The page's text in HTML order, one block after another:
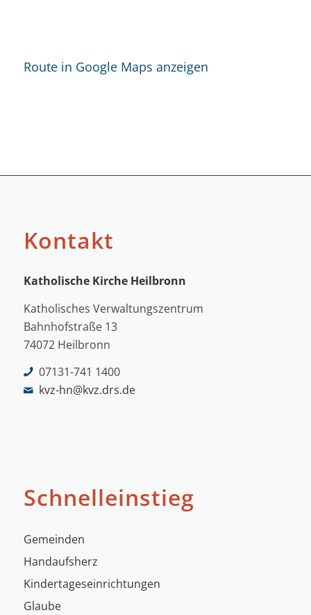
Route in Google Maps anzeigen
Kontakt
Katholische Kirche Heilbronn
Katholisches Verwaltungszentrum
Bahnhofstraße 13
74072 Heilbronn
07131-741 1400
kvz-hn@kvz.drs.de
Schnelleinstieg
Gemeinden
Handaufsherz
Kindertageseinrichtungen
Glaube